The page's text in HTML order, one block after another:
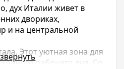
дух Италии живет в
двориках,
и на центральной
Этот уютная зона для
рабочего дня. Со